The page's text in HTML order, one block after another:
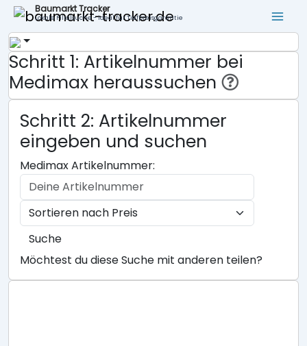
Baumarkt Tracker
Lokale Filialsuche - ideal für Tiefpreisgarantie
Schritt 1: Artikelnummer bei
Medimax heraussuchen
Schritt 2: Artikelnummer
eingeben und suchen
Medimax Artikelnummer:
Suche
Möchtest du diese Suche mit anderen teilen?